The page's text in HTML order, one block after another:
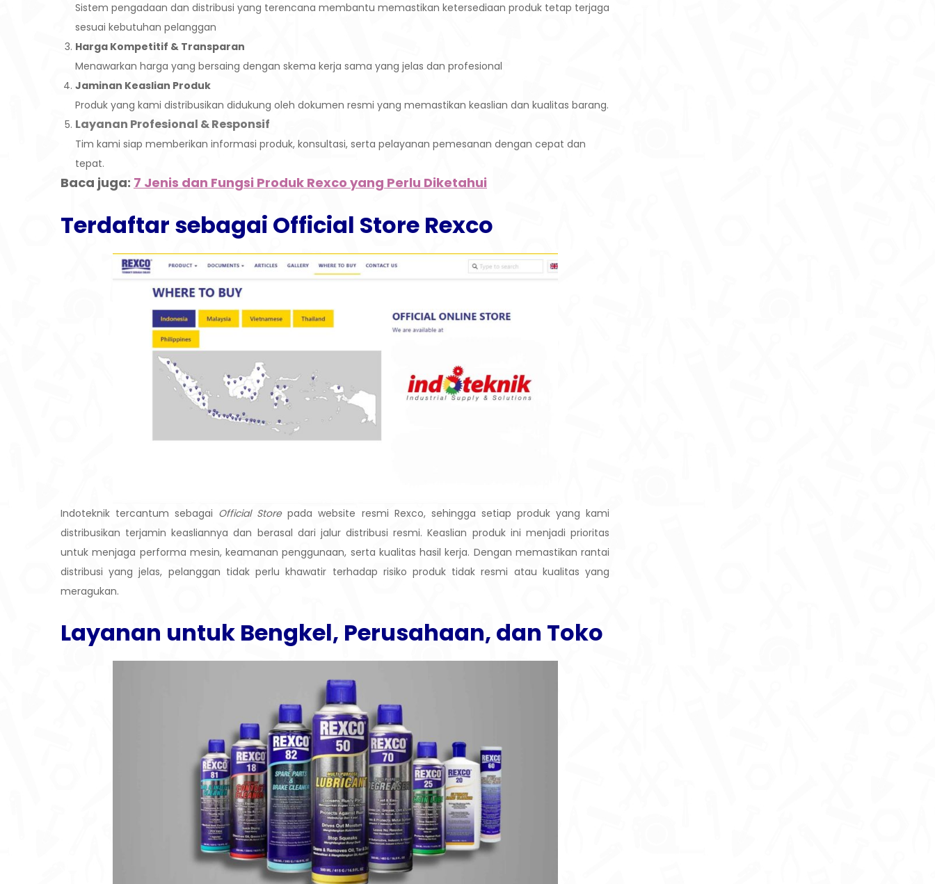
Sistem pengadaan dan distribusi yang terencana membantu memastikan ketersediaan produk tetap terjaga
sesuai kebutuhan pelanggan
Harga Kompetitif & Transparan
Menawarkan harga yang bersaing dengan skema kerja sama yang jelas dan profesional
Jaminan Keaslian Produk
Produk yang kami distribusikan didukung oleh dokumen resmi yang memastikan keaslian dan kualitas barang.
Layanan Profesional & Responsif
Tim kami siap memberikan informasi produk, konsultasi, serta pelayanan pemesanan dengan cepat dan
tepat.
Baca juga: 7 Jenis dan Fungsi Produk Rexco yang Perlu Diketahui
Terdaftar sebagai Official Store Rexco
Indoteknik tercantum sebagai Official Storepada website resmi Rexco, sehingga setiap produk yang kami
distribusikan terjamin keasliannya dan berasal dari jalur distribusi resmi. Keaslian produk ini menjadi prioritas
untuk menjaga performa mesin, keamanan penggunaan, serta kualitas hasil kerja. Dengan memastikan rantai
distribusi yang jelas, pelanggan tidak perlu khawatir terhadap risiko produk tidak resmi atau kualitas yang
meragukan.
Layanan untuk Bengkel, Perusahaan, dan Toko